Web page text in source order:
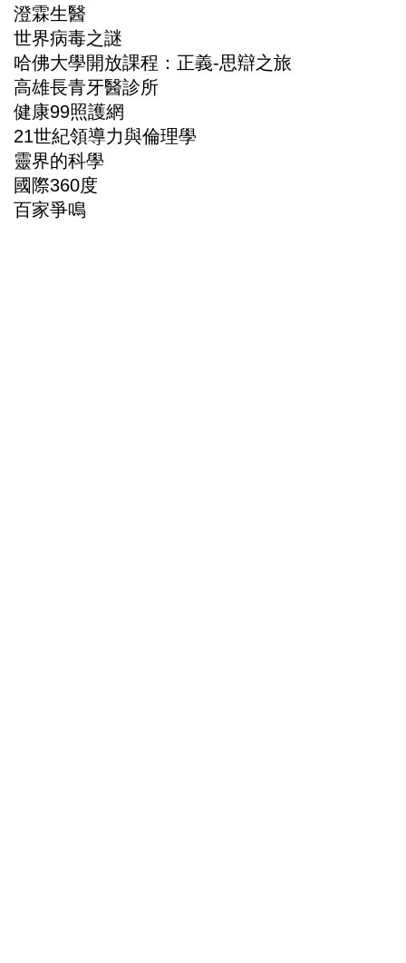
澄霖生醫
世界病毒之謎
哈佛大學開放課程：正義-思辯之旅
高雄長青牙醫診所
健康99照護網
21世紀領導力與倫理學
靈界的科學
國際360度
百家爭鳴